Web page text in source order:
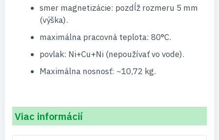
smer magnetizácie: pozdĺž rozmeru 5 mm
(výška).
maximálna pracovná teplota: 80°C.
povlak: Ni+Cu+Ni (nepoužívať vo vode).
Maximálna nosnosť: ~10,72 kg.
Viac informácií